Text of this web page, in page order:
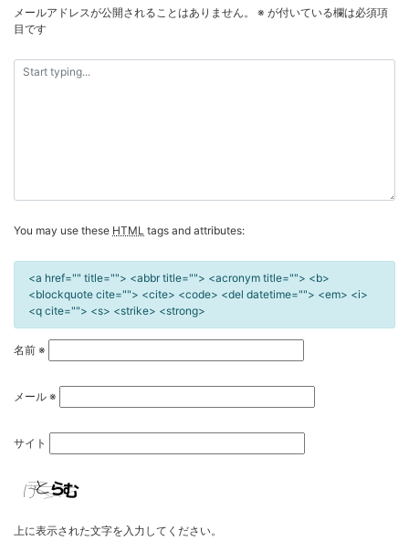
ゲ
ー
シ
メールアドレスが公開されることはありません。 ※ が付いている欄は必須項
目です
You may use these HTML tags and attributes:
<a href="" title=""> <abbr title=""> <acronym title=""> <b>
<blockquote cite=""> <cite> <code> <del datetime=""> <em> <i>
<q cite=""> <s> <strike> <strong>
名前 ※
メール ※
サイト
上に表示された文字を入力してください。